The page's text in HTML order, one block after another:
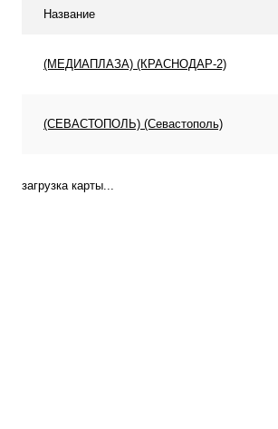
Название
(МЕДИАПЛАЗА) (КРАСНОДАР-2)
(СЕВАСТОПОЛЬ) (Севастополь)
загрузка карты...